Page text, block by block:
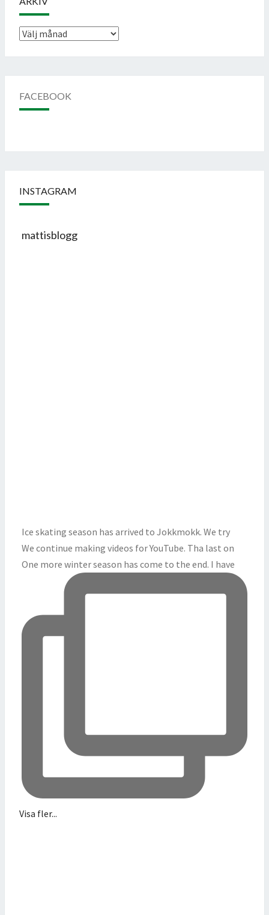
Arkiv
FACEBOOK
INSTAGRAM
mattisblogg
Ice skating season has arrived to Jokkmokk. We try
We continue making videos for YouTube. Tha last on
One more winter season has come to the end. I have
Visa fler...